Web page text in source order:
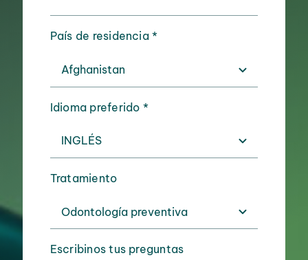
País de residencia*
Idioma preferido *
Tratamiento
Escribinos tus preguntas